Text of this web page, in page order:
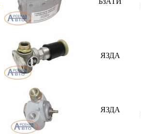
ЯЗДА
ЯЗДА